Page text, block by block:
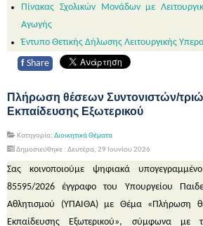
Πίνακας Σχολικών Μονάδων με
Αγωγής
Έντυπο Θετικής Δήλωσης Λειτουργικής
f Share
Πλήρωση θέσεων Συντονιστών/
Εκπαίδευσης Εξωτερικού
Κατηγορία: Διοικητικά Θέματα
Δημοσιεύθηκε : Δευτέρα, 29 Ιουνίου 2026
Σας κοινοποιούμε ψηφιακά
85595/2026 έγγραφο του Υπουργείου
Αθλητισμού (ΥΠΑΙΘΑ) με Θέμα «Πλήρωση
Εκπαίδευσης Εξωτερικού», σύμφωνα με